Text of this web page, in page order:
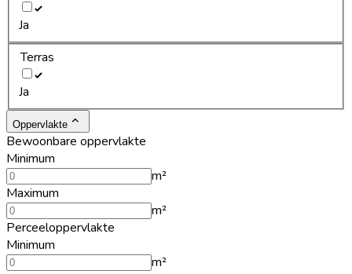
Ja
Terras
Ja
Oppervlakte
Bewoonbare oppervlakte
Minimum
m²
Maximum
m²
Perceeloppervlakte
Minimum
m²